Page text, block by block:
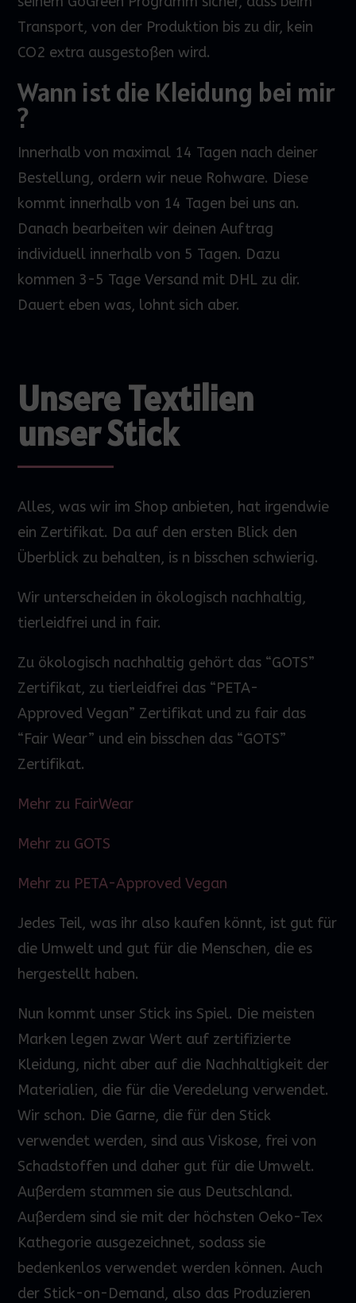
Transport, von der Produktion bis zu dir, kein
CO2 extra ausgestoßen wird.
Wann ist die Kleidung bei mir
?
Innerhalb von maximal 14 Tagen nach deiner
Bestellung, ordern wir neue Rohware. Diese
kommt innerhalb von 14 Tagen bei uns an.
Danach bearbeiten wir deinen Auftrag
individuell innerhalb von 5 Tagen. Dazu
kommen 3-5 Tage Versand mit DHL zu dir.
Dauert eben was, lohnt sich aber.
Unsere Textilien
unser Stick
Alles, was wir im Shop anbieten, hat irgendwie
ein Zertifikat. Da auf den ersten Blick den
Überblick zu behalten, is n bisschen schwierig.
Wir unterscheiden in ökologisch nachhaltig,
tierleidfrei und in fair.
Zu ökologisch nachhaltig gehört das “GOTS”
Zertifikat, zu tierleidfrei das “PETA-
Approved Vegan” Zertifikat und zu fair das
“FairWear” und ein bisschen das “GOTS”
Zertifikat.
Mehr zu FairWear
Mehr zu GOTS
Mehr zu PETA-Approved Vegan
Jedes Teil, was ihr also kaufen könnt, ist gut für
die Umwelt und gut für die Menschen, die es
hergestellt haben.
Nun kommt unser Stick ins Spiel. Die meisten
Marken legen zwarWert auf zertifizierte
Kleidung, nicht aber auf die Nachhaltigkeit der
Materialien, die für die Veredelung verwendet.
Wir schon. Die Garne, die für den Stick
verwendet werden, sind aus Viskose, frei von
Schadstoffen und daher gut für die Umwelt.
Außerdem stammen sie aus Deutschland.
Außerdem sind sie mit der höchsten Oeko-Tex
Kathegorie ausgezeichnet, sodass sie
bedenkenlos verwendet werden können. Auch
der Stick-on-Demand, also das Produzieren